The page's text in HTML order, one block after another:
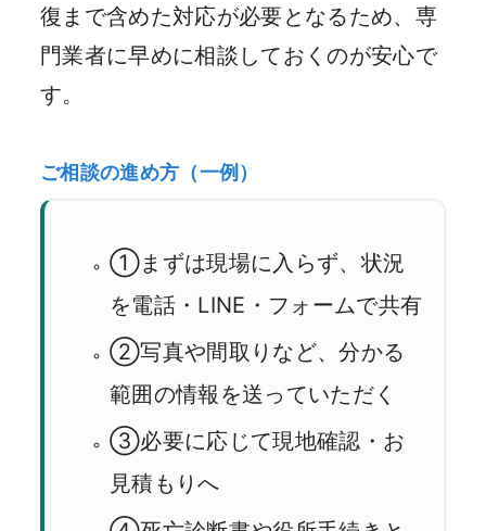
復まで含めた対応が必要となるため、専
門業者に早めに相談しておくのが安心で
す。
ご相談の進め方（一例）
①まずは現場に入らず、状況
を電話・LINE・フォームで共有
②写真や間取りなど、分かる
範囲の情報を送っていただく
③必要に応じて現地確認・お
見積もりへ